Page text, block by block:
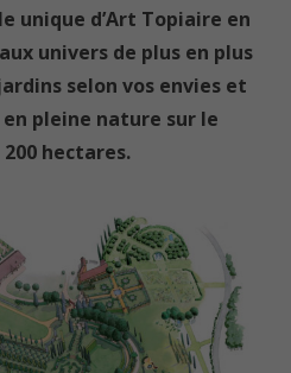
unique d’Art Topiaire en
univers de plus en plus
selon vos envies et
pleine nature sur le
hectares.